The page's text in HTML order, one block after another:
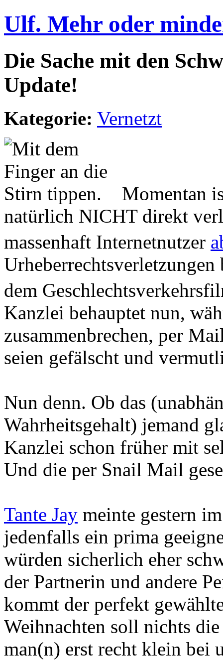
Ulf. Mehr oder
Die Sache mit den
Update!
Kategorie: Vernetzt
Momentan
natürlich NICHT direkt
massenhaft Internetnutzer
dem
Kanzlei behauptet nun,
zusammenbrechen, per
seien gefälscht und
Nun denn. Ob das
Wahrheitsgehalt) jemand
Kanzlei schon früher mit
Und die per Snail Mail
Tante Jay meinte gestern
jedenfalls ein prima
würden sicherlich eher
der Partnerin und andere
kommt der perfekt
Weihnachten soll nichts
man(n) erst recht klein bei